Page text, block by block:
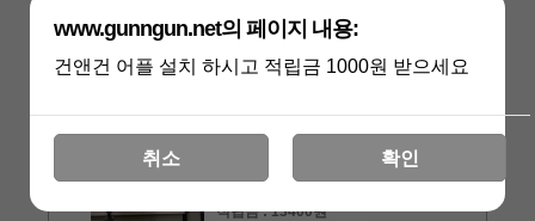
널 소염기)
적립금 :13400원
www.gunngun.net의 페이지 내용:
건앤건 어플 설치 하시고 적립금 1000원 받으세요
취소 확인